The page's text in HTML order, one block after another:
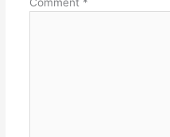
Comment *